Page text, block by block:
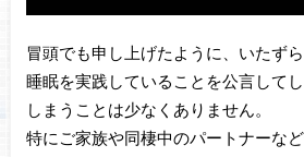
冒頭でも申し上げたように、いたず
睡眠を実践していることを公言して
しまうことは少なくありません。
特にご家族や同棲中のパートナーな